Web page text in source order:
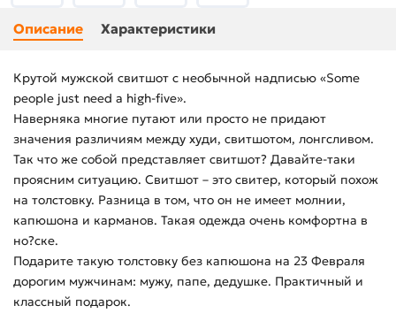
Описание Характеристики
Крутой мужской свитшот с необычной надписью «Some
people just need a high-five».
Наверняка многие путают или просто не придают
значения различиям между худи, свитшотом, лонгсливом.
Так что же собой представляет свитшот? Давайте-таки
проясним ситуацию. Свитшот – это свитер, который похож
на толстовку. Разница в том, что он не имеет молнии,
капюшона и карманов. Такая одежда очень комфортна в
но?ске.
Подарите такую толстовку без капюшона на 23 Февраля
дорогим мужчинам: мужу, папе, дедушке. Практичный и
классный подарок.